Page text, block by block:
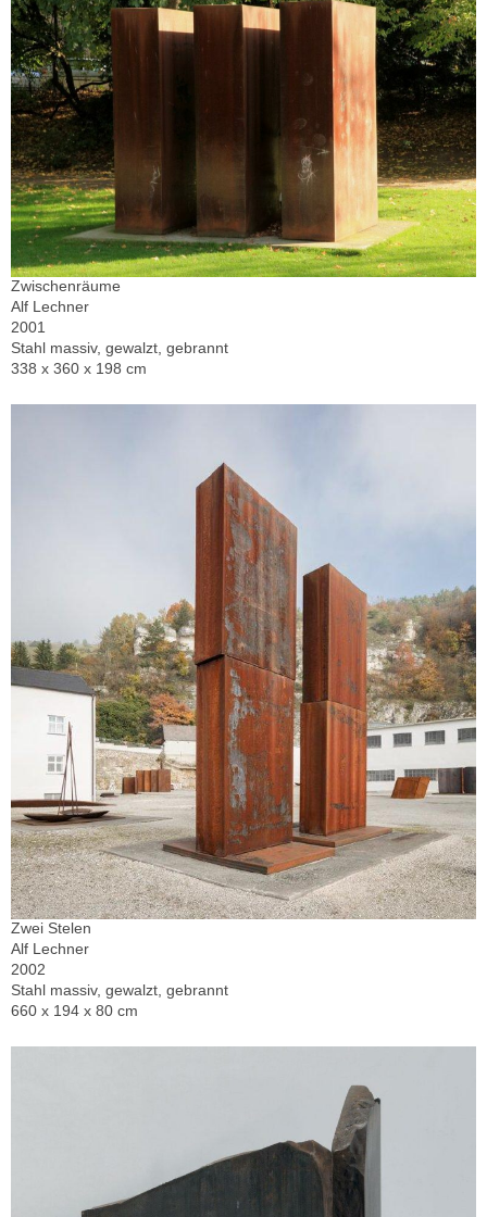
Zwischenräume
Alf Lechner
2001
Stahl massiv, gewalzt, gebrannt
338 x 360 x 198 cm
Zwei Stelen
Alf Lechner
2002
Stahl massiv, gewalzt, gebrannt
660 x 194 x 80 cm